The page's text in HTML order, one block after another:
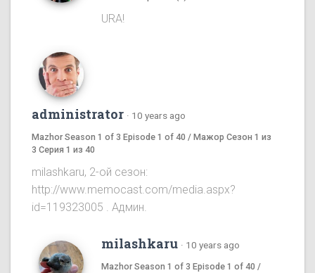
URA!
administrator · 10 years ago
Mazhor Season 1 of 3 Episode 1 of 40 / Мажор Сезон 1 из
3 Серия 1 из 40
milashkaru, 2-ой сезон:
http://www.memocast.com/media.aspx?
id=119323005 . Админ.
milashkaru · 10 years ago
Mazhor Season 1 of 3 Episode 1 of 40 /